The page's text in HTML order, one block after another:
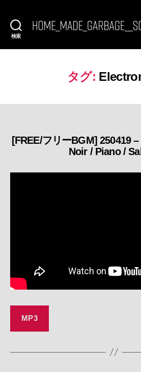
検索
BGM]
タグ:
カ
テ
リ
[FREE/フリーBGM] 250419
Noir / Piano /
MP3